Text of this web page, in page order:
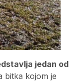
jedan od
bitka kojom je